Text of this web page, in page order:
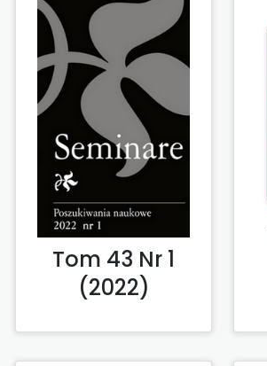
Tom 43 Nr 1
(2022)